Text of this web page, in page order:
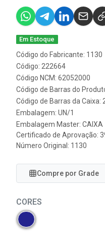
Em Estoque
Código do Fabricante: 1130
Código: 222664
Código NCM: 62052000
Código de Barras do
Código de Barras da Caixa:
Embalagem: UN/1
Embalagem Master: CAIXA
Certificado de Aprovação:
Número Original: 1130
Compre por Grade
CORES